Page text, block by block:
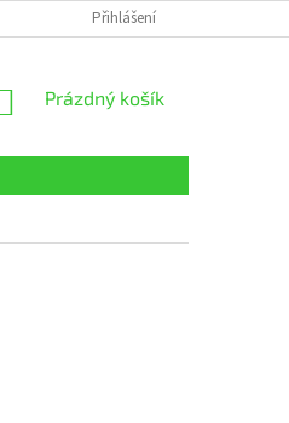
Přihlášení
NÁKUPNÍ
Prázdný košík